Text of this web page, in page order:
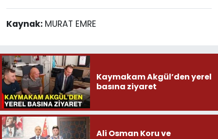
Kaynak: MURAT EMRE
Kaymakam Akgül’den yerel
basına ziyaret
Ali Osman Koru ve